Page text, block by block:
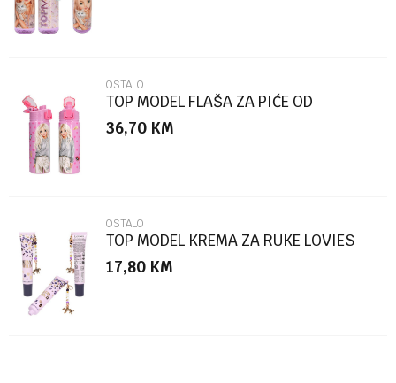
POŠALJI
OSTALO
TOP MODEL FLAŠA ZA PIĆE OD
NEHRĐAJUĆEG ČELIKA PIN IT
36,70 KM
OSTALO
TOP MODEL KREMA ZA RUKE LOVIES
17,80 KM